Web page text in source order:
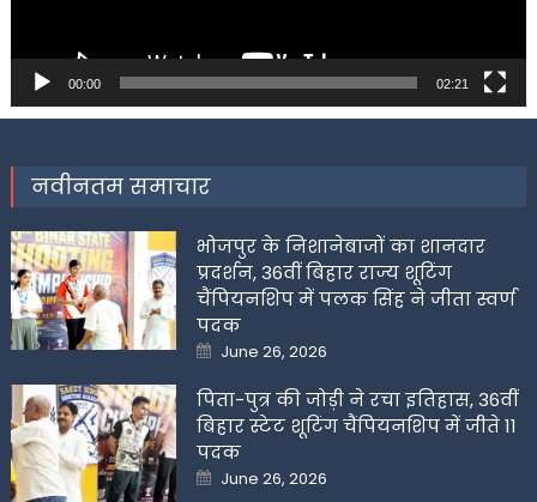
00:00 02:21
नवीनतम समाचार
भोजपुर के निशानेबाजों का शानदार
प्रदर्शन, 36वीं बिहार राज्य शूटिंग
चैंपियनशिप में पलक सिंह ने जीता स्वर्ण
पदक
Posted
on
June 26, 2026
पिता-पुत्र की जोड़ी ने रचा इतिहास, 36वीं
बिहार स्टेट शूटिंग चैंपियनशिप में जीते 11
पदक
Posted
on
June 26, 2026